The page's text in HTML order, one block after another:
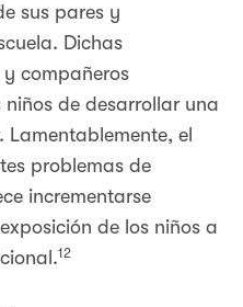
sus pares y
Dichas
compañeros
de desarrollar una
el
problemas de
incrementarse
de los niños a
12